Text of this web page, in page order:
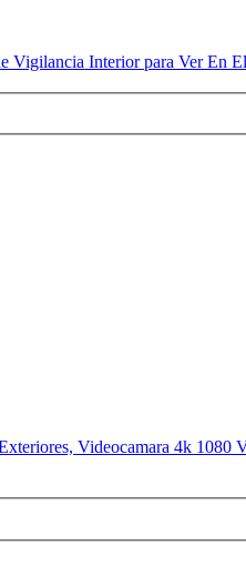
Vigilancia Interior para Ver
Videocamara 4k